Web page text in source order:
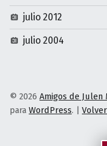
julio 2012
julio 2004
© 2026 Amigos de Julen
para WordPress. |